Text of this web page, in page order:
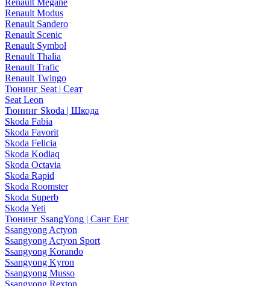
Renault Megane
Renault Modus
Renault Sandero
Renault Scenic
Renault Symbol
Renault Thalia
Renault Trafic
Renault Twingo
Тюнинг Seat | Сеат
Seat Leon
Тюнинг Skoda | Шкода
Skoda Fabia
Skoda Favorit
Skoda Felicia
Skoda Kodiaq
Skoda Octavia
Skoda Rapid
Skoda Roomster
Skoda Superb
Skoda Yeti
Тюнинг SsangYong | Санг Енг
Ssangyong Actyon
Ssangyong Actyon Sport
Ssangyong Korando
Ssangyong Kyron
Ssangyong Musso
Ssangyong Rexton